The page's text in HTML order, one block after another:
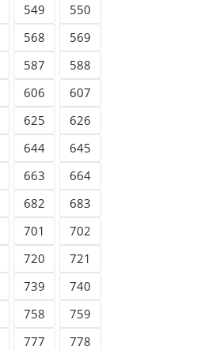
549
550
568
569
587
588
606
607
625
626
644
645
663
664
682
683
701
702
720
721
739
740
758
759
777
778